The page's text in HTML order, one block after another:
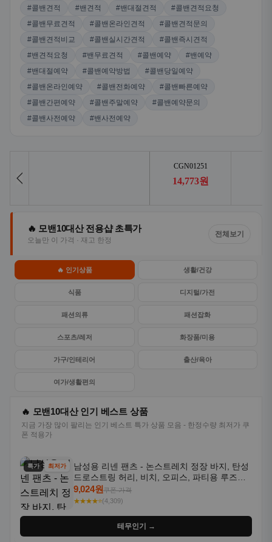
#콜밴견적
#밴견적 #밴대절견적
#콜밴견적요청
#콜밴무료견적
#콜밴온라인견적
#콜밴견적문의
#콜밴견적비교
#콜밴실시간견적
#콜밴즉시견적
#밴견적요청
#밴무료견적 #콜밴예약
#밴예약
#밴대절예약
#콜밴예약방법
#콜밴당일예약
#콜밴온라인예약
#콜밴전화예약
#콜밴빠른예약
#콜밴간편예약
#콜밴주말예약
#콜밴예약문의
#콜밴사전예약
#밴사전예약
🔥 모밴10대산 전용샵 초특가
오늘만 이 가격 · 재고 한정
전체보기
🔥 인기상품 생활/건강
식품 디지털/가전
패션의류 패션잡화
스포츠/레저 화장품/미용
가구/인테리어 출산/육아
여가/생활편의
🔥 모밴10대산 인기 베스트 상품
지금 가장 많이 팔리는 인기 베스트 특가 상품 모음 - 한정수량 최저가 쿠
폰 적용가
특가 최저가
남성용 리넨 팬츠 - 논스트레치 정장 바지, 탄성
드로스트링 허리, 비치, 오피스, 파티용 루즈핏
트라우저 - 세탁기 사용 가능한 캐주얼 정장 의
상
9,024원쿠폰 가격
★★★★⭐(4,309)
테무인기 →